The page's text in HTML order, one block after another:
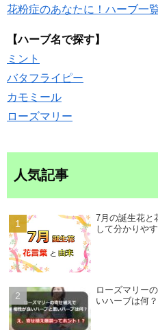
花粉症のあなたに！ハーブ一
【ハーブ名で探す】
ミント
バタフライピー
カモミール
ローズマリー
人気記事
7月の誕生花と
して分かりや
ローズマリー
いハーブは何